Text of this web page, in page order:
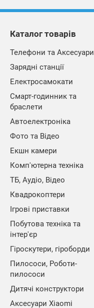
Каталог товарів
Телефони та Аксесуари
Зарядні станції
Електросамокати
Смарт-годинник та
браслети
Автоелектроніка
Фото та Відео
Екшн камери
Комп'ютерна техніка
ТБ, Аудіо, Відео
Квадрокоптери
Ігрові приставки
Побутова техніка та
інтер'єр
Гіроскутери, гіроборди
Пилососи, Роботи-
пилососи
Дитячі конструктори
Аксесуари Xiaomi